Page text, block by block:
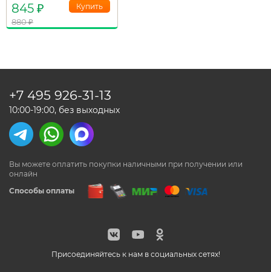
845 ₽
880₽
Присоединяйтесь к нам в социальных сетях!
Способы оплаты
Вы можете оплатить покупки наличными при получении или
онлайн
+7 495 926-31-13
10:00-19:00, без выходных